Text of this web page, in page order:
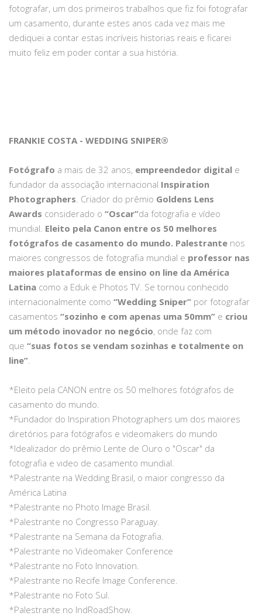
fotografar, um dos primeiros trabalhos que fiz foi fotografar
um casamento, durante estes anos cada vez mais me
dediquei a contar estas incríveis historias reais e ficarei
muito feliz em poder contar a sua história.
FRANKIE COSTA - WEDDING SNIPER®
Fotógrafo a mais de 32 anos, empreendedor digital e
fundador da associação internacional Inspiration
Photographers . Criador do prêmio Goldens Lens
Awards considerado o “Oscar”da fotografia e vídeo
mundial. Eleito pela Canon entre os 50 melhores
fotógrafos de casamento do mundo. Palestrante nos
maiores congressos de fotografia mundial e professor nas
maiores plataformas de ensino on line da América
Latina como a Eduk e Photos TV. Se tornou conhecido
internacionalmente como “Wedding Sniper” por fotografar
casamentos “sozinho e com apenas uma 50mm” e criou
um método inovador no negócio, onde faz com
que “suas fotos se vendam sozinhas e totalmente on
line”
*Eleito pela CANON entre os 50 melhores fotógrafos de
casamento do mundo.
*Fundador do Inspiration Photographers um dos maiores
diretórios para fotógrafos e videomakers do mundo
*Idealizador do prêmio Lente de Ouro o "Oscar" da
fotografia e video de casamento mundial.
*Palestrante na Wedding Brasil, o maior congresso da
América Latina
*Palestrante no Photo Image Brasil.
*Palestrante no Congresso Paraguay.
*Palestrante na Semana da Fotografia.
*Palestrante no Videomaker Conference
*Palestrante no Foto Innovation.
*Palestrante no Recife Image Conference.
*Palestrante no Foto Sul.
*Palestrante no IndRoadShow.